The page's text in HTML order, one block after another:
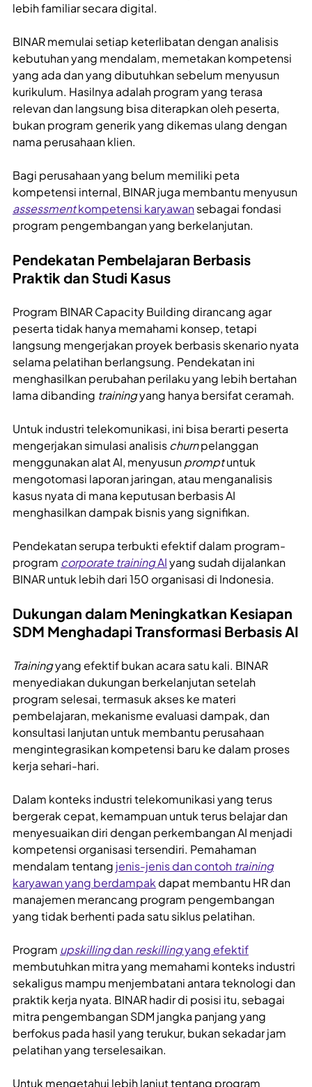
lebih familiar secara digital.
BINAR memulai setiap keterlibatan dengan analisis
kebutuhan yang mendalam, memetakan kompetensi
yang ada dan yang dibutuhkan sebelum menyusun
kurikulum. Hasilnya adalah program yang terasa
relevan dan langsung bisa diterapkan oleh peserta,
bukan program generik yang dikemas ulang dengan
nama perusahaan klien.
Bagi perusahaan yang belum memiliki peta
kompetensi internal, BINAR juga membantu menyusun
assessmentkompetensi karyawansebagai fondasi
program pengembangan yang berkelanjutan.
Pendekatan Pembelajaran Berbasis
Praktik dan Studi Kasus
Program BINAR Capacity Building dirancang agar
peserta tidak hanya memahami konsep, tetapi
langsung mengerjakan proyek berbasis skenario nyata
selama pelatihan berlangsung. Pendekatan ini
menghasilkan perubahan perilaku yang lebih bertahan
lama dibanding trainingyang hanya bersifat ceramah.
Untuk industri telekomunikasi, ini bisa berarti peserta
mengerjakan simulasi analisischurnpelanggan
menggunakan alat AI, menyusunpromptuntuk
mengotomasi laporan jaringan, atau menganalisis
kasus nyata di mana keputusan berbasis AI
menghasilkan dampak bisnis yang signifikan.
Pendekatan serupa terbukti efektif dalam program-
program corporate trainingAIyang sudah dijalankan
BINAR untuk lebih dari 150 organisasi di Indonesia.
Dukungan dalam Meningkatkan Kesiapan
SDM Menghadapi Transformasi Berbasis AI
Trainingyang efektif bukan acara satu kali. BINAR
menyediakan dukungan berkelanjutan setelah
program selesai, termasuk akses ke materi
pembelajaran, mekanisme evaluasi dampak, dan
konsultasi lanjutan untuk membantu perusahaan
mengintegrasikan kompetensi baru ke dalam proses
kerja sehari-hari.
Dalam konteks industri telekomunikasi yang terus
bergerak cepat, kemampuan untuk terus belajar dan
menyesuaikan diri dengan perkembangan AI menjadi
kompetensi organisasi tersendiri. Pemahaman
mendalam tentang jenis-jenis dan contoh training
karyawan yang berdampakdapat membantu HR dan
manajemen merancang program pengembangan
yang tidak berhenti pada satu siklus pelatihan.
Program upskillingdanreskillingyang efektif
membutuhkan mitra yang memahami konteks industri
sekaligus mampu menjembatani antara teknologi dan
praktik kerja nyata. BINAR hadir di posisi itu, sebagai
mitra pengembangan SDM jangka panjang yang
berfokus pada hasil yang terukur, bukan sekadar jam
pelatihan yang terselesaikan.
Untuk mengetahui lebih lanjut tentang program